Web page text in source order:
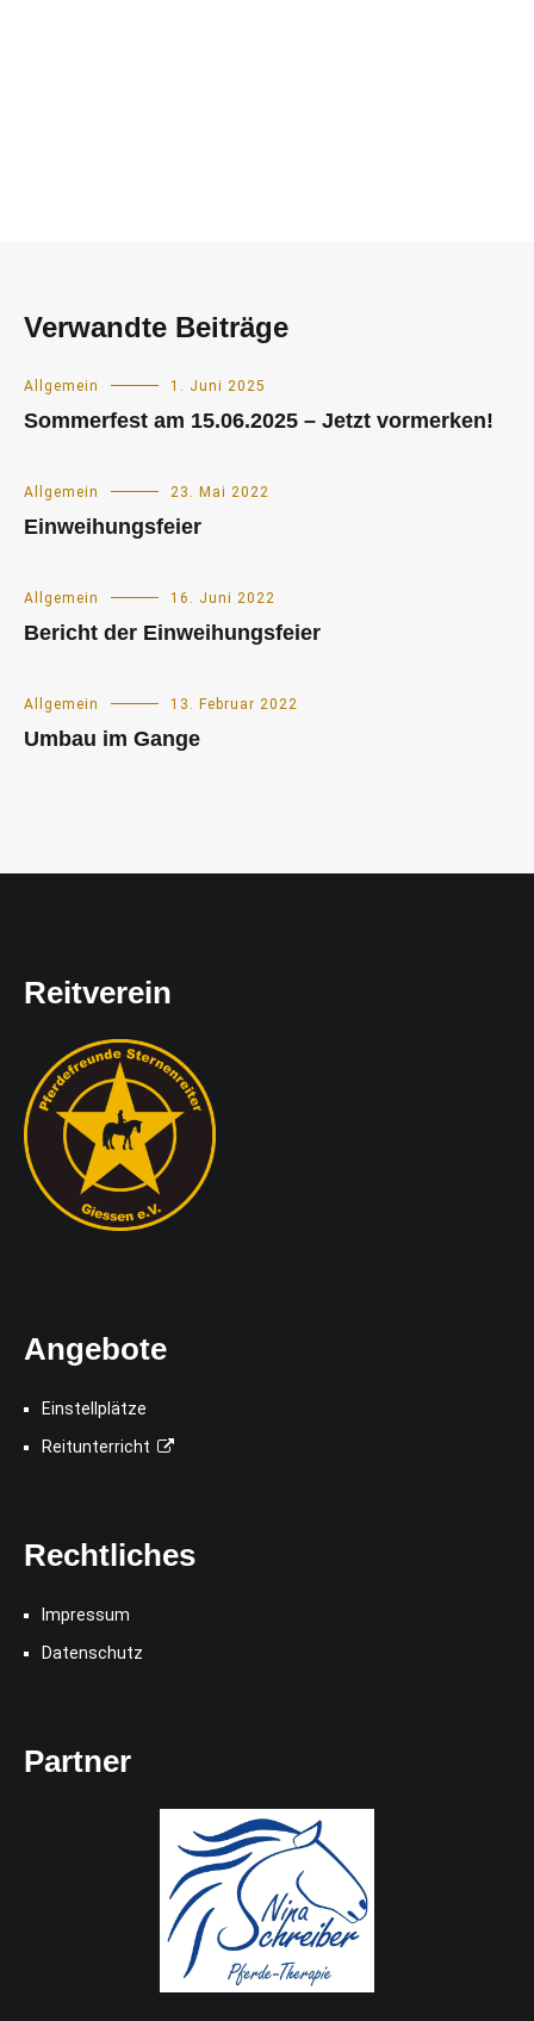
Verwandte Beiträge
Allgemein 1. Juni 2025
Sommerfest am 15.06.2025 – Jetzt vormerken!
Allgemein 23. Mai 2022
Einweihungsfeier
Allgemein 16. Juni 2022
Bericht der Einweihungsfeier
Allgemein 13. Februar 2022
Umbau im Gange
Reitverein
Angebote
Einstellplätze
Reitunterricht
Rechtliches
Impressum
Datenschutz
Partner